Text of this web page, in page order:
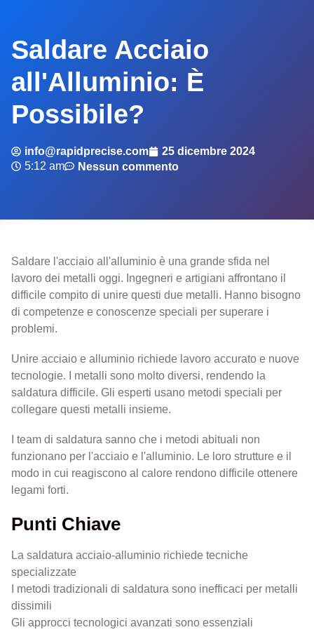
Saldare Acciaio
all'Alluminio: È
Possibile?
info@rapidprecise.com
25 dicembre 2024
5:12 am
Nessun commento
Saldare l'acciaio all'alluminio è una grande sfida nel
lavoro dei metalli oggi. Ingegneri e artigiani affrontano il
difficile compito di unire questi due metalli. Hanno bisogno
di competenze e conoscenze speciali per superare i
problemi.
Unire acciaio e alluminio richiede lavoro accurato e nuove
tecnologie. I metalli sono molto diversi, rendendo la
saldatura difficile. Gli esperti usano metodi speciali per
collegare questi metalli insieme.
I team di saldatura sanno che i metodi abituali non
funzionano per l'acciaio e l'alluminio. Le loro strutture e il
modo in cui reagiscono al calore rendono difficile ottenere
legami forti.
Punti Chiave
La saldatura acciaio-alluminio richiede tecniche
specializzate
I metodi tradizionali di saldatura sono inefficaci per metalli
dissimili
Gli approcci tecnologici avanzati sono essenziali